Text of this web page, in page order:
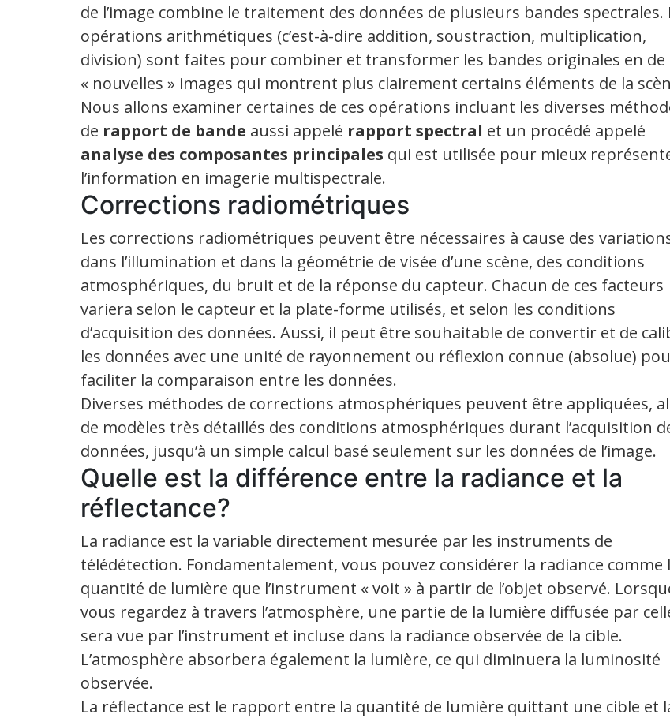
de l’image combine le traitement des données de plusieurs bandes spectrales.
opérations arithmétiques (c’est-à-dire addition, soustraction, multiplication,
division) sont faites pour combiner et transformer les bandes originales en de
« nouvelles » images qui montrent plus clairement certains éléments de la
Nous allons examiner certaines de ces opérations incluant les diverses
de rapport de bande aussi appelé rapport spectral et un procédé appelé
analyse des composantes principales qui est utilisée pour mieux
l’information en imagerie multispectrale.
Corrections radiométriques
Les corrections radiométriques peuvent être nécessaires à cause des
dans l’illumination et dans la géométrie de visée d’une scène, des conditions
atmosphériques, du bruit et de la réponse du capteur. Chacun de ces facteurs
variera selon le capteur et la plate-forme utilisés, et selon les conditions
d’acquisition des données. Aussi, il peut être souhaitable de convertir et de
les données avec une unité de rayonnement ou réflexion connue (absolue)
faciliter la comparaison entre les données.
Diverses méthodes de corrections atmosphériques peuvent être appliquées,
de modèles très détaillés des conditions atmosphériques durant l’acquisition
données, jusqu’à un simple calcul basé seulement sur les données de l’image.
Quelle est la différence entre la radiance et la
réflectance?
La radiance est la variable directement mesurée par les instruments de
télédétection. Fondamentalement, vous pouvez considérer la radiance comme
quantité de lumière que l’instrument « voit » à partir de l’objet observé.
vous regardez à travers l’atmosphère, une partie de la lumière diffusée par
sera vue par l’instrument et incluse dans la radiance observée de la cible.
L’atmosphère absorbera également la lumière, ce qui diminuera la luminosité
observée.
La réflectance est le rapport entre la quantité de lumière quittant une cible et